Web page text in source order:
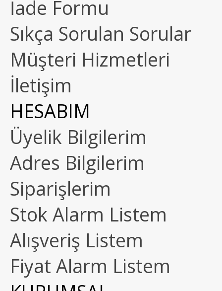
İade Formu
Sıkça Sorulan Sorular
Müşteri Hizmetleri
İletişim
HESABIM
Üyelik Bilgilerim
Adres Bilgilerim
Siparişlerim
Stok Alarm Listem
Alışveriş Listem
Fiyat Alarm Listem